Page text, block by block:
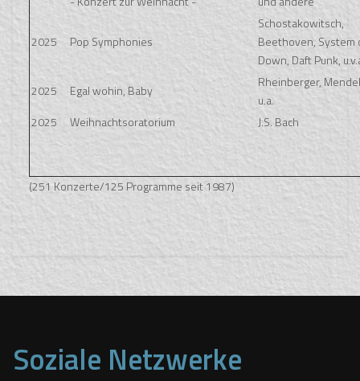
2025 Pop Symphonies
Schostakowitsch,
Beethoven, System
Down, Daft Punk,
2025
Egal wohin, Baby
Rheinberger,
u.a.
2025
Weihnachtsoratorium J.S. Bach
(251 Konzerte/125 Programme seit 1987)
Soziale Netzwerke